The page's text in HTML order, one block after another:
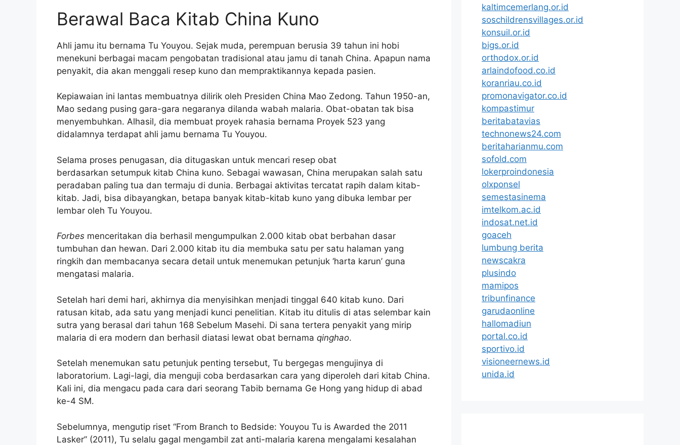
Berawal Baca Kitab China Kuno
Ahli jamu itu bernama Tu Youyou. Sejak muda, perempuan berusia 39 tahun ini hobi
menekuni berbagai macam pengobatan tradisional atau jamu di tanah China. Apapun nama
penyakit, dia akan menggali resep kuno dan mempraktikannya kepada pasien.
Kepiawaian ini lantas membuatnya dilirik oleh Presiden China Mao Zedong. Tahun 1950-an,
Mao sedang pusing gara-gara negaranya dilanda wabah malaria. Obat-obatan tak bisa
menyembuhkan. Alhasil, dia membuat proyek rahasia bernama Proyek 523 yang
didalamnya terdapat ahli jamu bernama Tu Youyou.
Selama proses penugasan, dia ditugaskan untuk mencari resep obat
berdasarkan setumpuk kitab China kuno. Sebagai wawasan, China merupakan salah satu
peradaban paling tua dan termaju di dunia. Berbagai aktivitas tercatat rapih dalam kitab-
kitab. Jadi, bisa dibayangkan, betapa banyak kitab-kitab kuno yang dibuka lembar per
lembar oleh Tu Youyou.
Forbes menceritakan dia berhasil mengumpulkan 2.000 kitab obat berbahan dasar
tumbuhan dan hewan. Dari 2.000 kitab itu dia membuka satu per satu halaman yang
ringkih dan membacanya secara detail untuk menemukan petunjuk ‘harta karun’ guna
mengatasi malaria.
Setelah hari demi hari, akhirnya dia menyisihkan menjadi tinggal 640 kitab kuno. Dari
ratusan kitab, ada satu yang menjadi kunci penelitian. Kitab itu ditulis di atas selembar kain
sutra yang berasal dari tahun 168 Sebelum Masehi. Di sana tertera penyakit yang mirip
malaria di era modern dan berhasil diatasi lewat obat bernama qinghao.
Setelah menemukan satu petunjuk penting tersebut, Tu bergegas mengujinya di
laboratorium. Lagi-lagi, dia menguji coba berdasarkan cara yang diperoleh dari kitab China.
Kali ini, dia mengacu pada cara dari seorang Tabib bernama Ge Hong yang hidup di abad
ke-4 SM.
Sebelumnya, mengutip riset “From Branch to Bedside: Youyou Tu is Awarded the 2011
Lasker” (2011), Tu selalu gagal mengambil zat anti-malaria karena mengalami kesalahan
kaltimcemerlang.or.id
soschildrensvillages.or.id
konsuil.or.id
bigs.or.id
orthodox.or.id
arlaindofood.co.id
koranriau.co.id
promonavigator.co.id
kompastimur
beritabatavias
technonews24.com
beritaharianmu.com
sofold.com
lokerproindonesia
olxponsel
semestasinema
imtelkom.ac.id
indosat.net.id
goaceh
lumbung berita
newscakra
plusindo
mamipos
tribunfinance
garudaonline
hallomadiun
portal.co.id
sportivo.id
visioneernews.id
unida.id